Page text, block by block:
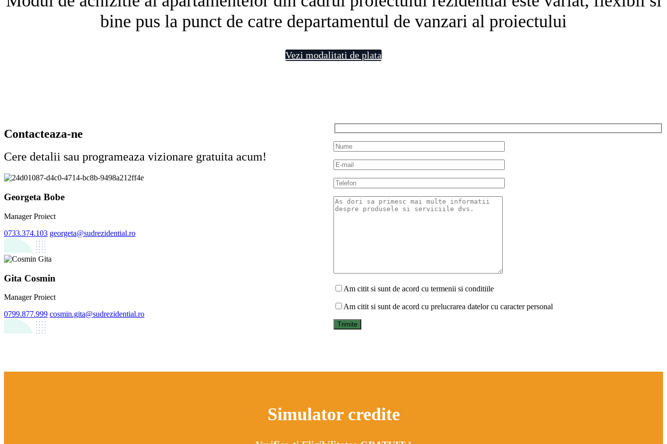
bine pus la punct de catre departamentul de vanzari al proiectului
Vezi modalitati de plata
Contacteaza-ne
Cere detalii sau programeaza vizionare gratuita acum!
Georgeta Bobe
Manager Proiect
0733.374.103 georgeta@sudrezidential.ro
Gita Cosmin
Manager Proiect
0799.877.999 cosmin.gita@sudrezidential.ro
Am citit si sunt de acord cu termenii si conditiile
Am citit si sunt de acord cu prelucrarea datelor cu caracter personal
Simulator credite